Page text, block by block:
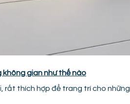
không gian như thế nào
thích hợp để trang trí cho những